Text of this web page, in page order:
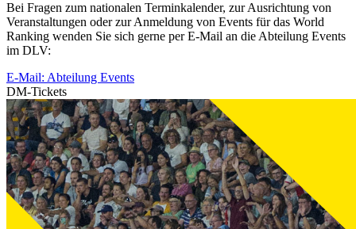
Bei Fragen zum nationalen Terminkalender, zur Ausrichtung von
Veranstaltungen oder zur Anmeldung von Events für das World
Ranking wenden Sie sich gerne per E-Mail an die Abteilung Events
im DLV:
E-Mail: Abteilung Events
DM-Tickets